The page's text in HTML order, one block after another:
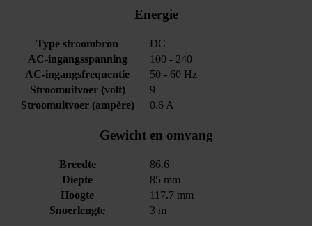
Energie
Type stroombron
DC
AC-ingangsspanning
100 - 240
AC-ingangsfrequentie
50 - 60 Hz
Stroomuitvoer (volt)
9
Stroomuitvoer (ampère)
0.6 A
Gewicht en omvang
Breedte
86.6
Diepte
85 mm
Hoogte
117.7 mm
Snoerlengte
3 m